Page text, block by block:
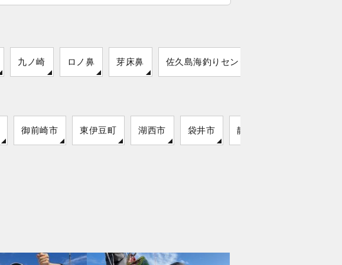
九ノ崎 ロノ鼻 芽床鼻 佐久島海釣りセンター
御前崎市 東伊豆町 湖西市 袋井市 静岡市